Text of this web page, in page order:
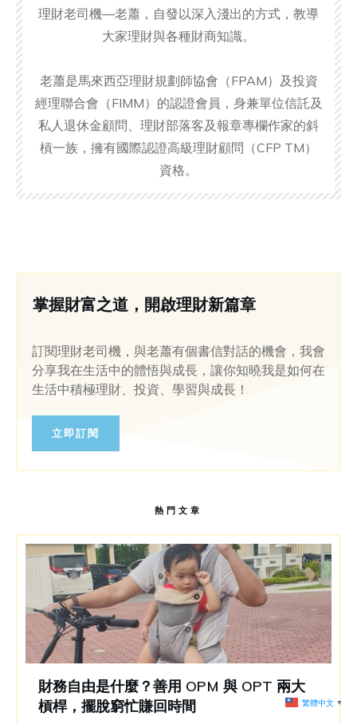
理財老司機—老蕭，自發以深入淺出的方式，教導
大家理財與各種財商知識。
老蕭是馬來西亞理財規劃師協會（FPAM）及投資
經理聯合會（FIMM）的認證會員，身兼單位信託及
私人退休金顧問、理財部落客及報章專欄作家的斜
槓一族，擁有國際認證高級理財顧問（CFP TM）
資格。
掌握財富之道，開啟理財新篇章
訂閱理財老司機，與老蕭有個書信對話的機會，我會
分享我在生活中的體悟與成長，讓你知曉我是如何在
生活中積極理財、投資、學習與成長！
立即訂閱
熱門文章
財務自由是什麼？善用 OPM 與 OPT 兩大
槓桿，擺脫窮忙賺回時間
繁體中文 ▼